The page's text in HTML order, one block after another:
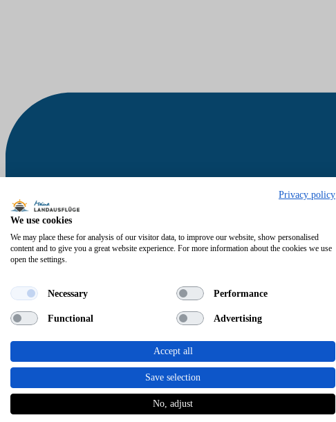
Privacy policy
We use cookies
We may place these for analysis of our visitor data, to improve our website, show personalised
content and to give you a great website experience. For more information about the cookies we use
open the settings.
Necessary Performance
Functional Advertising
Accept all
Save selection
No, adjust